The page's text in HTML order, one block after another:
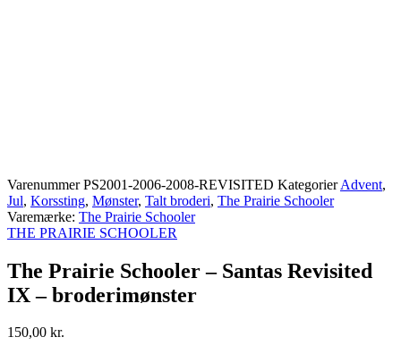
VarenummerPS2001-2006-2008-REVISITED Kategorier Advent,
Jul, Korssting, Mønster, Talt broderi, The Prairie Schooler
Varemærke: The Prairie Schooler
THE PRAIRIE SCHOOLER
The Prairie Schooler – Santas Revisited
IX – broderimønster
150,00 kr.